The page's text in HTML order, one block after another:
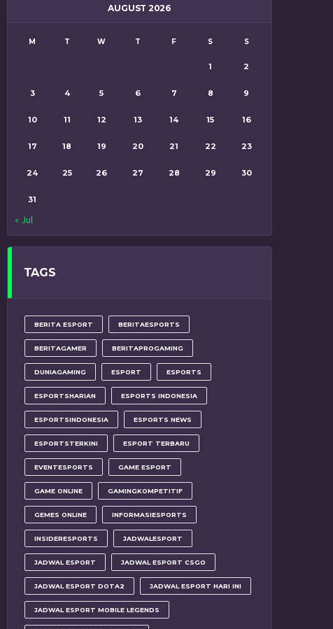
AUGUST 2026
M T W T F S S
1 2
3 4 5 6 7 8 9
10 11 12 13 14 15 16
17 18 19 20 21 22 23
24 25 26 27 28 29 30
31
« Jul
TAGS
BERITA ESPORT BERITAESPORTS
BERITAGAMER BERITAPROGAMING
DUNIAGAMING ESPORT ESPORTS
ESPORTSHARIAN ESPORTS INDONESIA
ESPORTSINDONESIA ESPORTS NEWS
ESPORTSTERKINI ESPORT TERBARU
EVENTESPORTS GAME ESPORT
GAME ONLINE GAMINGKOMPETITIF
GEMES ONLINE INFORMASIESPORTS
INSIDERESPORTS JADWALESPORT
JADWAL ESPORT JADWAL ESPORT CSGO
JADWAL ESPORT DOTA2 JADWAL ESPORT HARI INI
JADWAL ESPORT MOBILE LEGENDS